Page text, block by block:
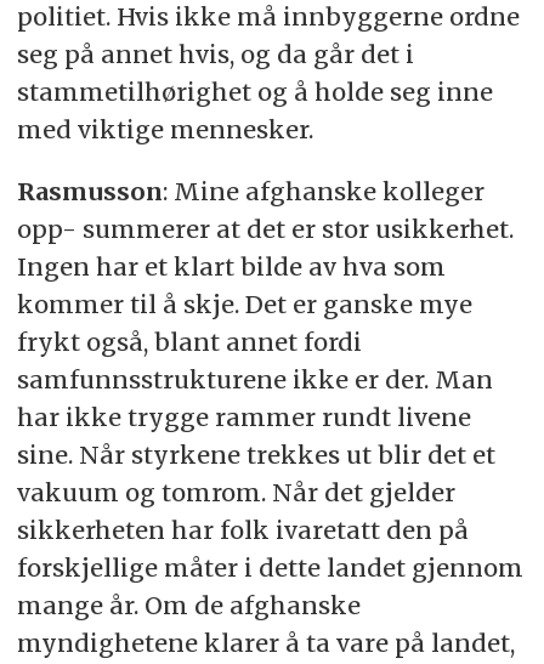
politiet. Hvis ikke må innbyggerne ordne
seg på annet hvis, og da går det i
stammetilhørighet og å holde seg inne
med viktige mennesker.
Rasmusson: Mine afghanske kolleger
opp- summerer at det er stor usikkerhet.
Ingen har et klart bilde av hva som
kommer til å skje. Det er ganske mye
frykt også, blant annet fordi
samfunnsstrukturene ikke er der. Man
har ikke trygge rammer rundt livene
sine. Når styrkene trekkes ut blir det et
vakuum og tomrom. Når det gjelder
sikkerheten har folk ivaretatt den på
forskjellige måter i dette landet gjennom
mange år. Om de afghanske
myndighetene klarer å ta vare på landet,